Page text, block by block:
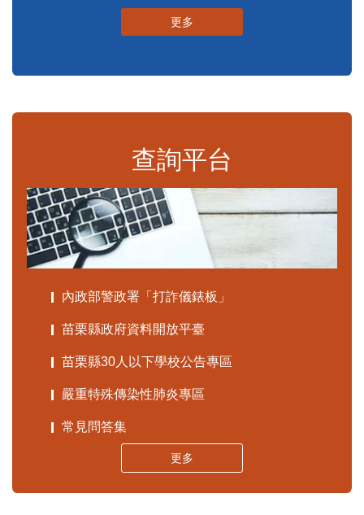
更多
查詢平台
內政部警政署「打詐儀錶板」
苗栗縣政府資料開放平臺
苗栗縣30人以下學校公告專區
嚴重特殊傳染性肺炎專區
常見問答集
更多